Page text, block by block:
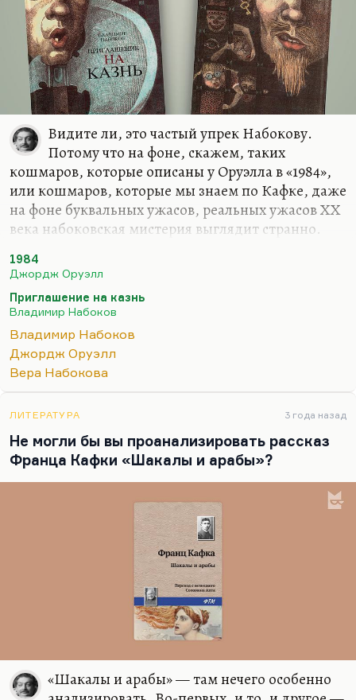
Видите ли, это частый упрек Набокову.
Потому что на фоне, скажем, таких
кошмаров, которые описаны у Оруэлла в «1984»,
или кошмаров, которые мы знаем по Кафке, даже
на фоне буквальных ужасов, реальных ужасов ХХ
века набоковская мистерия выглядит странно.
Но ведь понимаете, во-первых, те терзания, те
муки, которые претерпевает Цинциннат, ничуть
не меньше тех мук, которые претерпевал Бухарин
в той камере, в книге «Слабые» Павловского и
Гефтера, где буквально воспроизведены реальные
протоколы предсмертных разговоров Бухарина в
камере.
страдает ровно так же, как Цинциннат Ц. И то,
что Набоков в гротескной, сатирической,…
1984
Джордж Оруэлл
Приглашение на казнь
Владимир Набоков
Владимир Набоков
Джордж Оруэлл
Вера Набокова
ЛИТЕРАТУРА 3 года назад
Не могли бы вы проанализировать рассказ
Франца Кафки «Шакалы и арабы»?
«Шакалы и арабы» — там нечего особенно